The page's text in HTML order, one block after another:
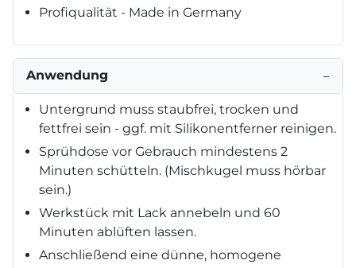
Profiqualität - Made in Germany
Anwendung −
Untergrund muss staubfrei, trocken und
fettfrei sein - ggf. mit Silikonentferner reinigen.
Sprühdose vor Gebrauch mindestens 2
Minuten schütteln. (Mischkugel muss hörbar
sein.)
Werkstück mit Lack annebeln und 60
Minuten ablüften lassen.
Anschließend eine dünne, homogene